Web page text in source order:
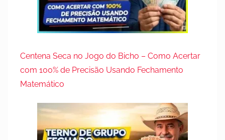
Centena Seca no Jogo do Bicho – Como Acertar
com 100% de Precisão Usando Fechamento
Matemático